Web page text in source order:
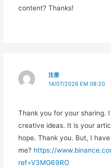
content? Thanks!
注册
14/07/2026 EM 08:20
Thank you for your sharing.
creative ideas. It is your
hope. Thank you. But, I
me? https://
ref=V3MG69RO